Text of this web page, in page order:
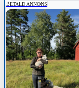
BETALD ANNONS